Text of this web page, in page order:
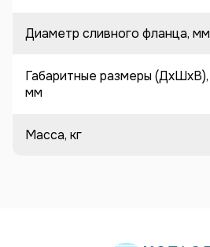
Диаметр сливного фланца, мм
Габаритные размеры (ДхШхВ),
мм
Масса, кг